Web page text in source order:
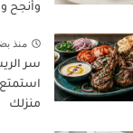
منذ
سر
منزلك